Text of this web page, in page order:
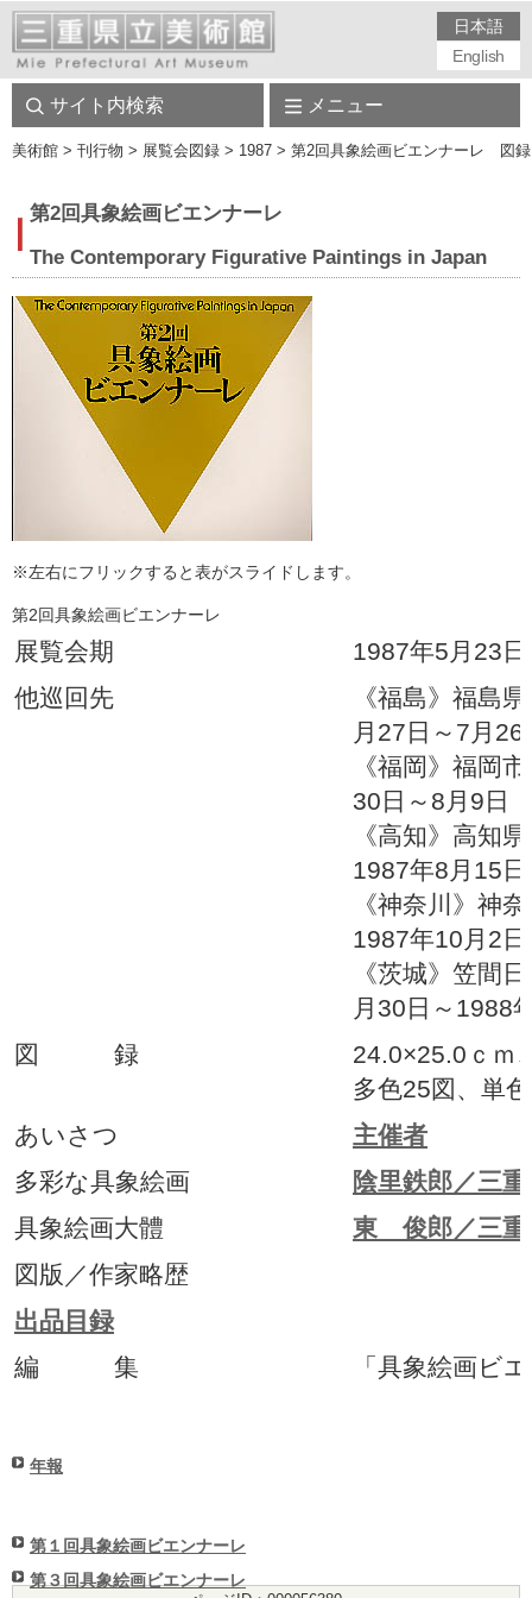
日本語
English
サイト内検索 メニュー
美術館 > 刊行物 > 展覧会図録 > 1987 > 第2回具象絵画ビエンナーレ 図録
第2回具象絵画ビエンナーレ
The Contemporary Figurative Paintings in Japan
※左右にフリックすると表がスライドします。
第2回具象絵画ビエンナーレ
展覧会期
1987年5月23
他巡回先
《福島》福
月27日～7月26
《福岡》福
30日～8月9日
《高知》高
1987年8月15
《神奈川》
1987年10月2
《茨城》笠
月30日～1988
図 録
24.0×25.0ｃｍ
多色25図、単
あいさつ
主催者
多彩な具象絵画
陰里鉄郎／三
具象絵画大體
東 俊郎／三重
図版／作家略歴
出品目録
編 集
「具象絵画ビ
年報
第１回具象絵画ビエンナーレ
第３回具象絵画ビエンナーレ